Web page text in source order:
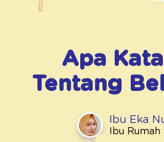
Apa
Tentang
Ibu Eka
Ibu